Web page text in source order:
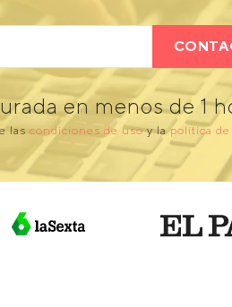
en menos de 1
las condiciones de usoy lapolítica de